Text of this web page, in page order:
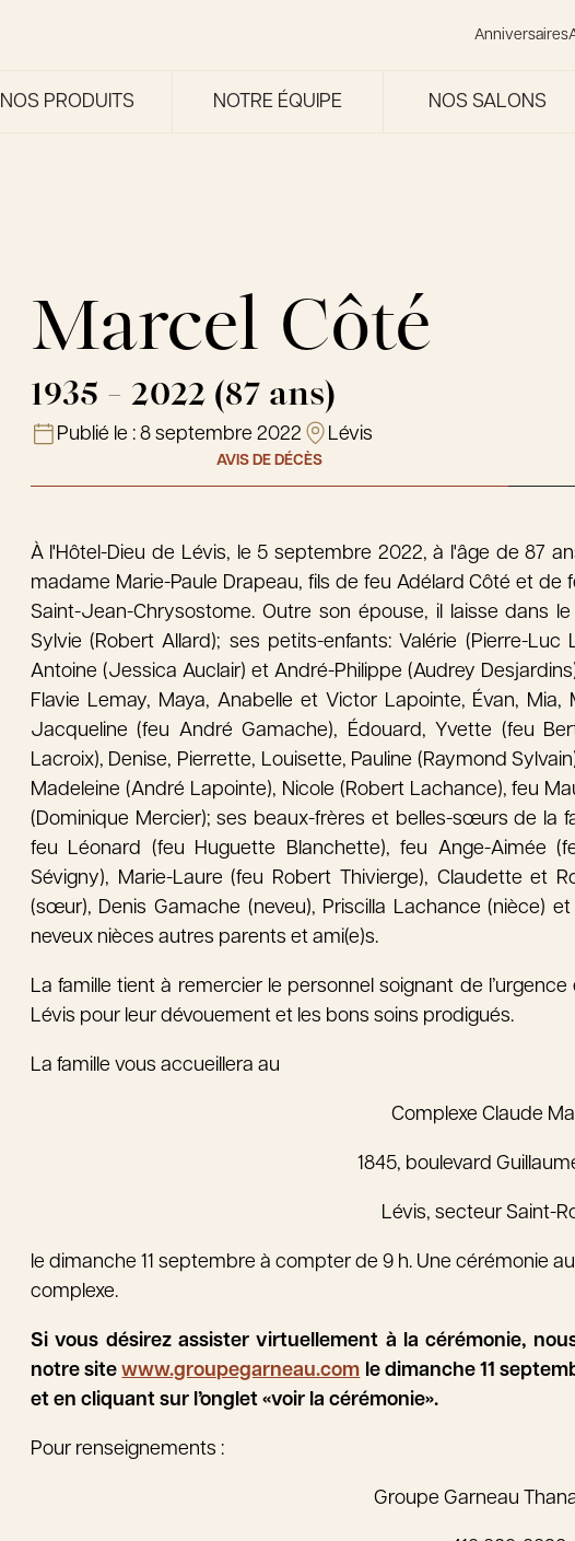
Anniversaires
NOS PRODUITS NOTRE ÉQUIPE NOS SALONS
Marcel Côté
1935 - 2022 (87 ans)
Publié le : 8 septembre 2022 Lévis
AVIS DE DÉCÈS
À l'Hôtel-Dieu de Lévis, le 5 septembre 2022, à l'âge de 87
madame Marie-Paule Drapeau, fils de feu Adélard Côté et de
Saint-Jean-Chrysostome. Outre son épouse, il laisse dans
Sylvie (Robert Allard); ses petits-enfants: Valérie (Pierre-
Antoine (Jessica Auclair) et André-Philippe (Audrey
Flavie Lemay, Maya, Anabelle et Victor Lapointe, Évan,
Jacqueline (feu André Gamache), Édouard, Yvette (feu
Lacroix), Denise, Pierrette, Louisette, Pauline (Raymond
Madeleine (André Lapointe), Nicole (Robert Lachance), feu
(Dominique Mercier); ses beaux-frères et belles-sœurs de la
feu Léonard (feu Huguette Blanchette), feu Ange-Aimée
Sévigny), Marie-Laure (feu Robert Thivierge), Claudette et
(sœur), Denis Gamache (neveu), Priscilla Lachance (nièce)
neveux nièces autres parents et ami(e)s.
La famille tient à remercier le personnel soignant de
Lévis pour leur dévouement et les bons soins prodigués.
La famille vous accueillera au
Complexe Claude
1845, boulevard
Lévis, secteur Saint-
le dimanche 11 septembre à compter de 9 h. Une cérémonie
complexe.
Si vous désirez assister virtuellement à la cérémonie,
notre sitewww.groupegarneau.com le dimanche 11
et en cliquant sur l’onglet «voir la cérémonie».
Pour renseignements :
Groupe Garneau